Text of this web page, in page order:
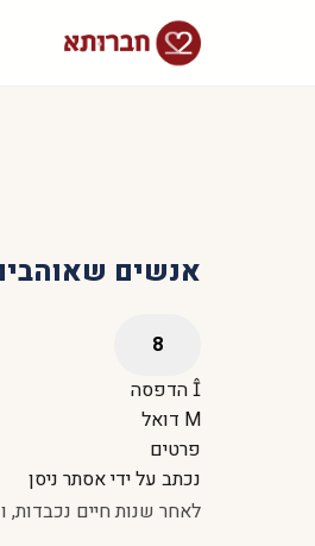
אנשים
הדפסה
דואל
פרטים
נכתב על ידיאסתר ניסן
לאחר שנות חיים נכבדות,